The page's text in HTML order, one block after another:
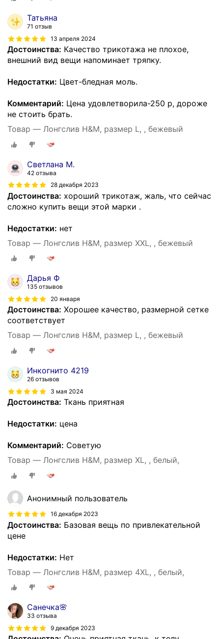
Татьяна
71 отзыв
13 апреля 2024
Достоинства: Качество трикотажа не плохое,
внешний вид вещи напоминает тряпку.
Недостатки: Цвет-бледная моль.
Комментарий: Цена удовлетворила-250 р, дороже
не стоить брать.
Товар — Лонгслив H&M, размер L, , бежевый
Светлана М.
42 отзыва
28 декабря 2023
Достоинства: хороший трикотаж, жаль, что сейчас
сложно купить вещи этой марки .
Недостатки: нет
Товар — Лонгслив H&M, размер XXL, , бежевый
Дарья Ф
135 отзывов
20 января
Достоинства: Хорошее качество, размерной сетке
соответствует
Товар — Лонгслив H&M, размер L, , бежевый
Инкогнито 4219
26 отзывов
3 мая 2024
Достоинства: Ткань приятная
Недостатки: цена
Комментарий: Советую
Товар — Лонгслив H&M, размер XL, , белый,
Анонимный пользователь
16 декабря 2023
Достоинства: Базовая вещь по привлекательной
цене
Недостатки: Нет
Товар — Лонгслив H&M, размер 4XL, , белый,
Санечка🌸
33 отзыва
9 декабря 2023